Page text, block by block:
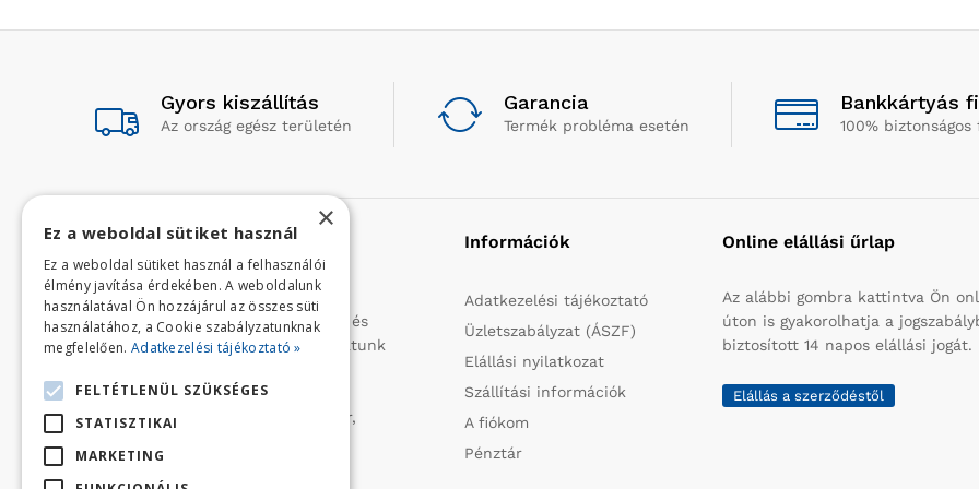
Gyors kiszállítás
Az ország egész területén
Garancia
Termék probléma esetén
Bankkártyás
100% biztonságos
Rólunk
Profilunk a mezőgazdasági, kerti
kisgépek és egyéb iparcikkek kis- és
nagykereskedelme. 1991 óta folytatunk
Olaszországból származó
vízszivattyúkat (DAB, Tesla, Leader,
robbanómotoros fűnyírókat kerti
Információk
Adatkezelési tájékoztató
Üzletszabályzat (ÁSZF)
Elállási nyilatkozat
Szállítási információk
A fiókom
Pénztár
Online elállási űrlap
Az alábbi gombra kattintva Ön
úton is gyakorolhatja a
biztosított 14 napos elállási jogát.
Elállás a szerződéstől
×
Ez a weboldal sütiket használ
Ez a weboldal sütiket használ a felhasználói
élmény javítása érdekében. A weboldalunk
használatával Ön hozzájárul az összes süti
használatához, a Cookie szabályzatunknak
megfelelően. Adatkezelési tájékoztató »
FELTÉTLENÜL SZÜKSÉGES
STATISZTIKAI
MARKETING